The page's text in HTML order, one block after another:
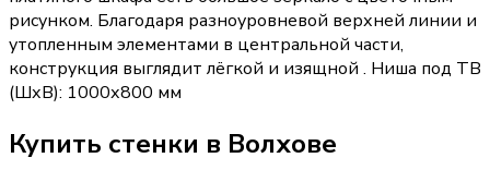
рисунком. Благодаря разноуровневой верхней линии и
утопленным элементами в центральной части,
конструкция выглядит лёгкой и изящной . Ниша под ТВ
(ШхВ): 1000х800 мм
Купить стенки в Волхове